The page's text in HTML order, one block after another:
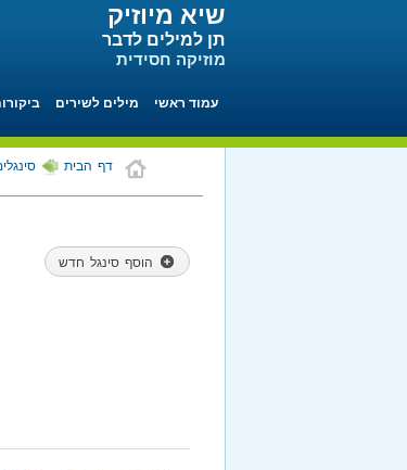
שיא מיוזיק
תן למילים לדבר
מוזיקה חסידית
עמוד ראשי מילים לשירים
דף הבית
הוסף סינגל חדש